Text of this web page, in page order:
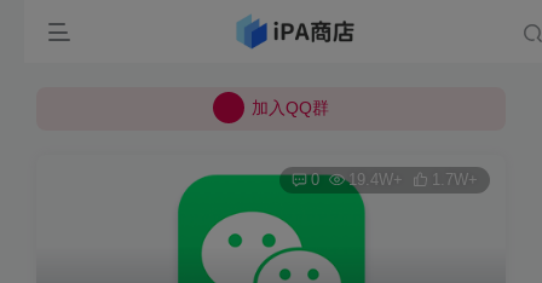
所有上传的应用 均已通过 严格的安全检测
加入QQ群
0 19.4W+ 1.7W+